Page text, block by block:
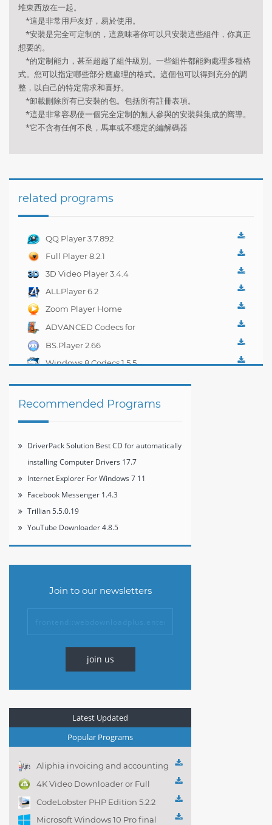
堆東西放在一起。
*這是非常用戶友好，易於使用。
*安裝是完全可定制的，這意味著你可以只安裝這些組件，你真正
想要的。
*的定制能力，甚至超越了組件級別。 一些組件都能夠處理多種格
式。 您可以指定哪些部分應處理的格式。 這個包可以得到充分的調
整，以自己的特定需求和喜好。
*卸載刪除所有已安裝的包。 包括所有註冊表項。
*這是非常容易使一個完全定制的無人參與的安裝與集成的嚮導。
*它不含有任何不良，馬車或不穩定的編解碼器
related programs
QQ Player 3.7.892
Full Player 8.2.1
3D Video Player 3.4.4
ALLPlayer 6.2
Zoom Player Home
ADVANCED Codecs for
Windows 7 and 8 7.4.1
BS.Player 2.66
Windows 8 Codecs 1.5.5
Recommended Programs
DriverPack Solution Best CD for automatically
installing Computer Drivers 17.7
Internet Explorer For Windows 7 11
Facebook Messenger 1.4.3
Trillian 5.5.0.19
YouTube Downloader 4.8.5
Join to our newsletters
join us
Latest Updated
Popular Programs
Aliphia invoicing and accounting
management 1.0.1
4K Video Downloader or Full
Playlist! 3.4.5.1525
CodeLobster PHP Edition 5.2.2
Microsoft Windows 10 Pro final